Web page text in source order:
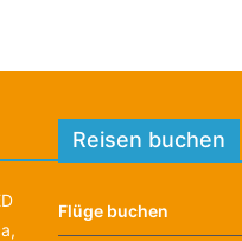
Reisen buchen
Flüge buchen